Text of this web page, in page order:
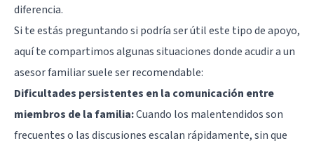
diferencia.
Si te estás preguntando si podría ser útil este tipo de apoyo,
aquí te compartimos algunas situaciones donde acudir a un
asesor familiar suele ser recomendable:
Dificultades persistentes en la comunicación entre
miembros de la familia:Cuando los malentendidos son
frecuentes o las discusiones escalan rápidamente, sin que